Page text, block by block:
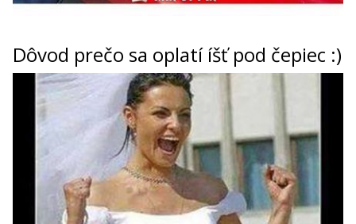
Dôvod prečo sa oplatí íšť pod čepiec :)